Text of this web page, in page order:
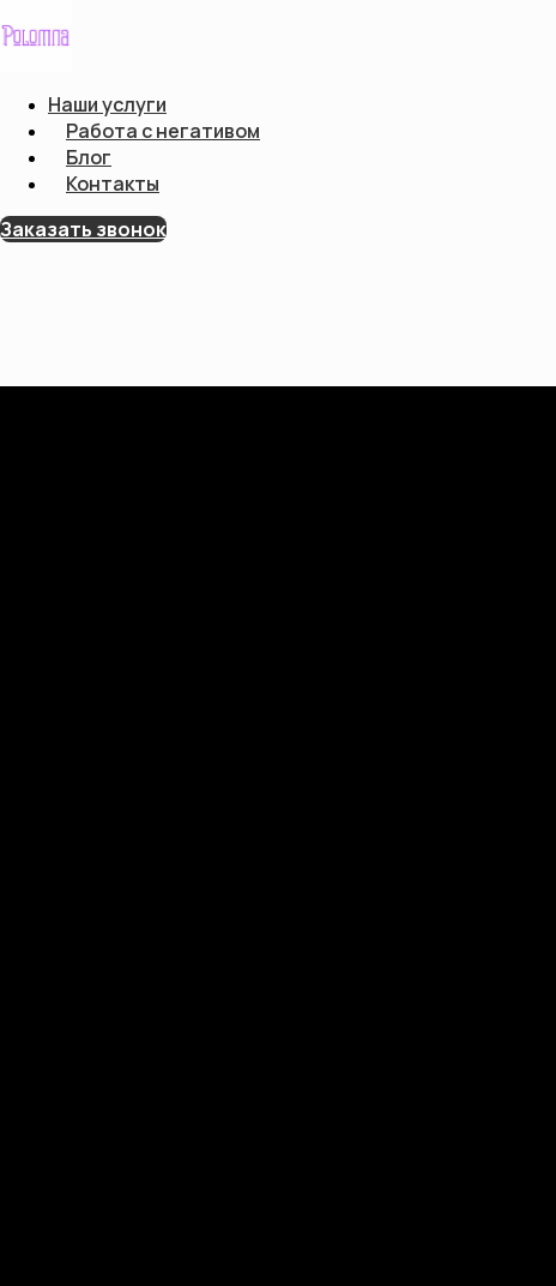
Наши услуги
Работа с негативом
Блог
Контакты
Заказать звонок